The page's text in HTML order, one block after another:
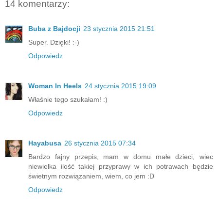
14 komentarzy:
Buba z Bajdocji 23 stycznia 2015 21:51
Super. Dzięki! :-)
Odpowiedz
Woman In Heels 24 stycznia 2015 19:09
Właśnie tego szukałam! :)
Odpowiedz
Hayabusa 26 stycznia 2015 07:34
Bardzo fajny przepis, mam w domu małe dzieci, wiec
niewielka ilość takiej przyprawy w ich potrawach będzie
świetnym rozwiązaniem, wiem, co jem :D
Odpowiedz